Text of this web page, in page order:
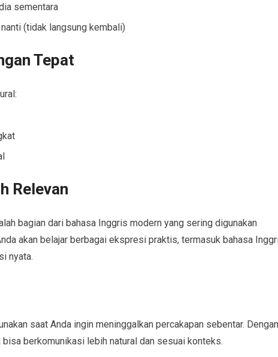
sementara
(tidak langsung kembali)
Tepat
Relevan
bagian dari bahasa Inggris modern yang sering digunakan
akan belajar berbagai ekspresi praktis, termasuk bahasa
nyata.
saat Anda ingin meninggalkan percakapan sebentar. Dengan
bisa berkomunikasi lebih natural dan sesuai konteks.